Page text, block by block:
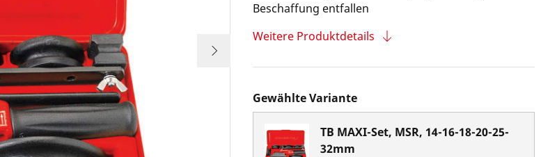
Beschaffung entfallen
Weitere Produktdetails
Gewählte Variante
TB MAXI-Set, MSR, 14-16-18-20-25-
32mm